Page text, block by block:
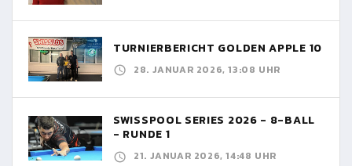
TURNIERBERICHT GOLDEN APPLE 10
28. JANUAR 2026, 13:08 UHR
SWISSPOOL SERIES 2026 - 8-BALL
- RUNDE 1
21. JANUAR 2026, 14:48 UHR